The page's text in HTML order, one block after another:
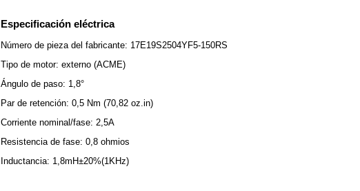
Especificación eléctrica
Número de pieza del fabricante: 17E19S2504YF5-150RS
Tipo de motor: externo (ACME)
Ángulo de paso: 1,8°
Par de retención: 0,5 Nm (70,82 oz.in)
Corriente nominal/fase: 2,5A
Resistencia de fase: 0,8 ohmios
Inductancia: 1,8mH±20%(1KHz)